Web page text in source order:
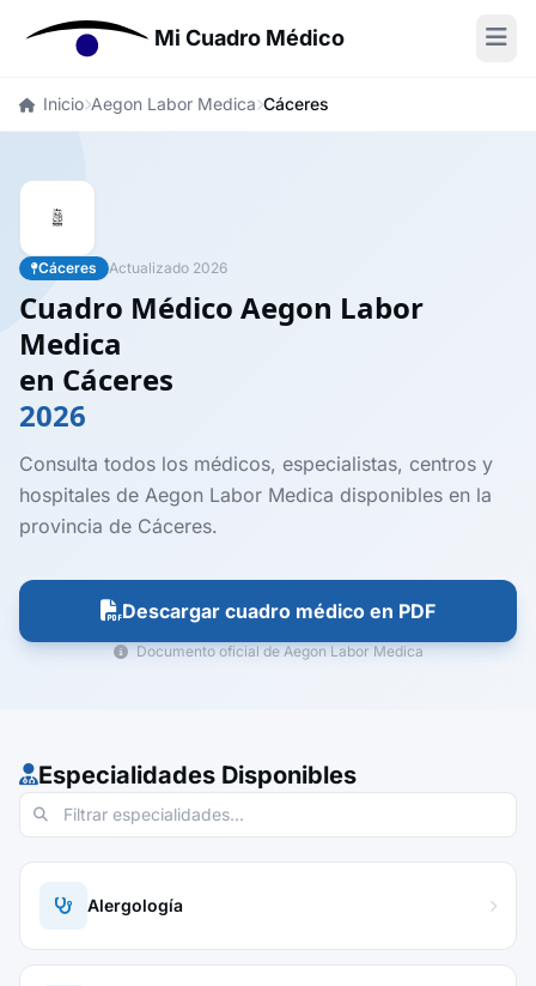
Mi Cuadro Médico
Inicio Aegon Labor Medica Cáceres
Cáceres Actualizado 2026
Cuadro Médico Aegon Labor
Medica
en Cáceres
2026
Consulta todos los médicos, especialistas, centros y
hospitales de Aegon Labor Medica disponibles en la
provincia de Cáceres.
Descargar cuadro médico en PDF
Documento oficial de Aegon Labor Medica
Especialidades Disponibles
Alergología